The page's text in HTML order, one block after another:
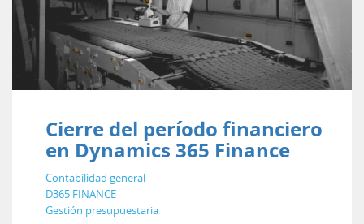
Cierre del período financiero
en Dynamics 365 Finance
Contabilidad general
D365 FINANCE
Gestión presupuestaria